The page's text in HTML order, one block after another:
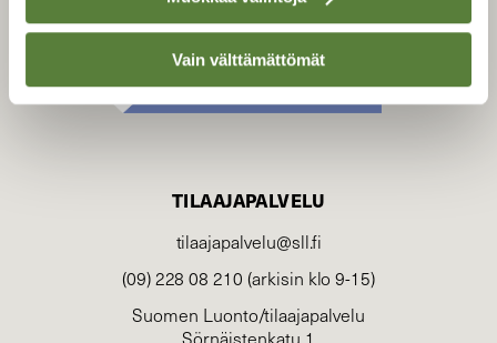
Vain välttämättömät
TILAAJAPALVELU
tilaajapalvelu@sll.fi
(09) 228 08 210 (arkisin klo 9-15)
Suomen Luonto/tilaajapalvelu
Sörnäistenkatu 1